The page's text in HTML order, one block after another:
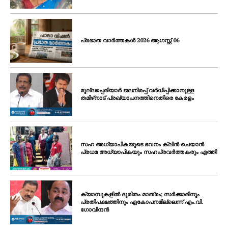
പ്രഭാത വാർത്തകൾ 2026 ആഗസ്റ്റ് 06
മുല്ലപ്പെരിയാർ ജലനിരപ്പ് വർധിപ്പിക്കാനുള്ള
തമിഴ്‌നാട് പ്രഖ്യാപനത്തിനെതിരെ കേരളം
സഹ അധ്യാപികയുടെ ഭവനം ക്ലിൻ ചെയാൻ
പ്രധമ അധ്യാപികയും സഹപ്രവർത്തകരും എത്തി
ക്യാമ്പുകളിൽ ദുരിതം മാത്രം; സർക്കാരിനും
പ്രതിപക്ഷത്തിനും ഏകോപനമില്ലെന്ന് എം.വി.
ഗോവിന്ദൻ